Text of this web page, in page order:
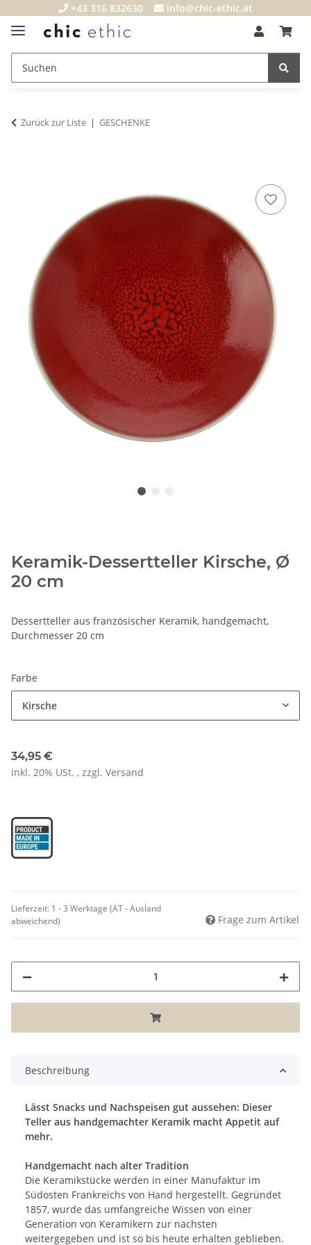
+43 316 832630 info@chic-ethic.at
Zurück zur Liste GESCHENKE
Keramik-Dessertteller Kirsche, Ø
20 cm
Dessertteller aus französischer Keramik, handgemacht,
Durchmesser 20 cm
Farbe
Kirsche
34,95 €
inkl. 20% USt. , zzgl. Versand
Lieferzeit: 1 - 3 Werktage (AT - Ausland
abweichend)
Frage zum Artikel
Beschreibung
Lässt Snacks und Nachspeisen gut aussehen: Dieser
Teller aus handgemachter Keramik macht Appetit auf
mehr.
Handgemacht nach alter Tradition
Die Keramikstücke werden in einer Manufaktur im
Südosten Frankreichs von Hand hergestellt. Gegründet
1857, wurde das umfangreiche Wissen von einer
Generation von Keramikern zur nächsten
weitergegeben und ist so bis heute erhalten geblieben.